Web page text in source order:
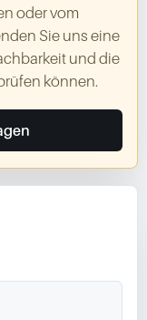
oder vom
Sie uns eine
und die
können.